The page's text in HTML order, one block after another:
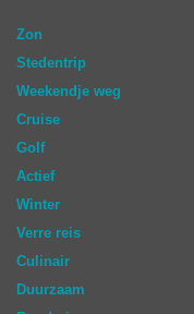
Zon
Stedentrip
Weekendje weg
Cruise
Golf
Actief
Winter
Verre reis
Culinair
Duurzaam